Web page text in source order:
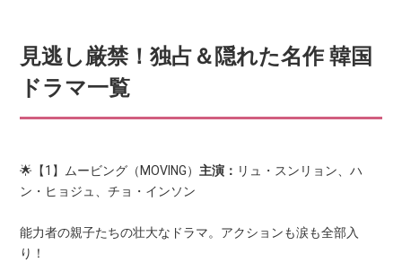
見逃し厳禁！独占＆隠れた名作 韓国
ドラマ一覧
🌟【1】ムービング（MOVING）主演： リュ・スンリョン、ハ
ン・ヒョジュ、チョ・インソン
能力者の親子たちの壮大なドラマ。アクションも涙も全部入
り！